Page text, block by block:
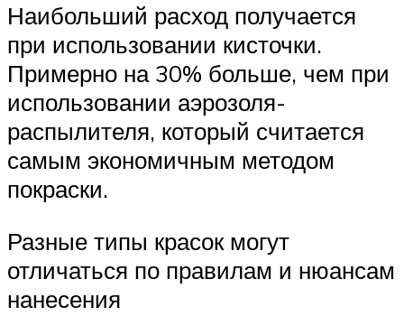
Наибольший расход получается
при использовании кисточки.
Примерно на 30% больше, чем при
использовании аэрозоля-
распылителя, который считается
самым экономичным методом
покраски.
Разные типы красок могут
отличаться по правилам и нюансам
нанесения